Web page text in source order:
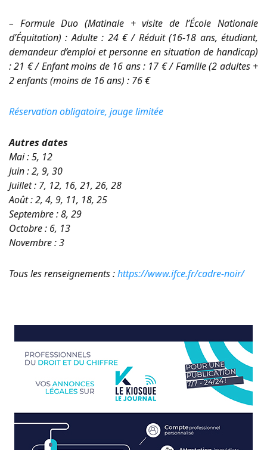
– Formule Duo (Matinale + visite de l’École Nationale
d’Équitation) : Adulte : 24 € / Réduit (16-18 ans, étudiant,
demandeur d’emploi et personne en situation de handicap)
: 21 € / Enfant moins de 16 ans : 17 € / Famille (2 adultes +
2 enfants (moins de 16 ans) : 76 €
Réservation obligatoire, jauge limitée
Autres dates
Mai : 5, 12
Juin : 2, 9, 30
Juillet : 7, 12, 16, 21, 26, 28
Août : 2, 4, 9, 11, 18, 25
Septembre : 8, 29
Octobre : 6, 13
Novembre : 3
Tous les renseignements :https://www.ifce.fr/cadre-noir/